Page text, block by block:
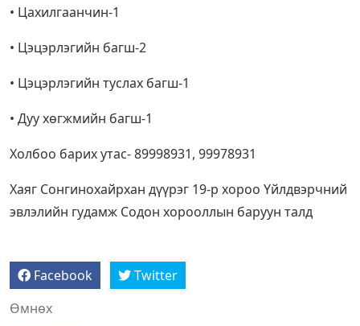
• Цахилгаанчин-1
• Цэцэрлэгийн багш-2
• Цэцэрлэгийн туслах багш-1
• Дуу хөгжмийн багш-1
Холбоо барих утас- 89998931, 99978931
Хаяг Сонгинохайрхан дүүрэг 19-р хороо Үйлдвэрчний
эвлэлийн гудамж Содон хорооллын баруун талд
Facebook
Twitter
Өмнөх